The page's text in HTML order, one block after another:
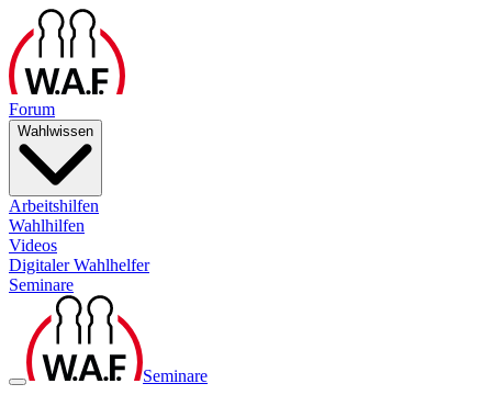
Forum
Wahlwissen
Arbeitshilfen
Wahlhilfen
Videos
Digitaler Wahlhelfer
Seminare
Seminare